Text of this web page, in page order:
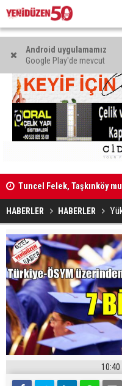
Android uygulamamız
Google Play'de mevcut
Tuncel Felek, Taşkınköy
İhtiyaçları Öne Çıkıyor
HABERLER HABERLER
10:40